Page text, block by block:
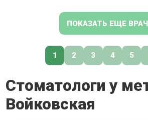
ПОКАЗАТЬ ЕЩЕ
1 2 3 4 5
Стоматологи у
Войковская